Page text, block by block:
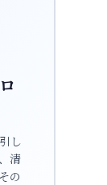
し
清
の